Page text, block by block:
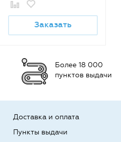
Заказать
Более 18 000
пунктов выдачи
Доставка и оплата
Пункты выдачи